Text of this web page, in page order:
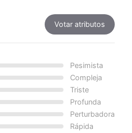
Votar atributos
Pesimista
Compleja
Triste
Profunda
Perturbadora
Rápida